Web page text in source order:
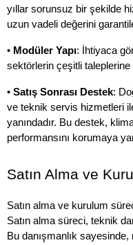
yıllar sorunsuz bir şekilde
uzun vadeli değerini
• Modüler Yapı: İhtiyaca
sektörlerin çeşitli
• Satış Sonrası Destek:
ve teknik servis hizmetleri
yanındadır. Bu destek,
performansını korumaya
Satın Alma ve
Satın alma ve kurulum
Satın alma süreci, teknik
Bu danışmanlık